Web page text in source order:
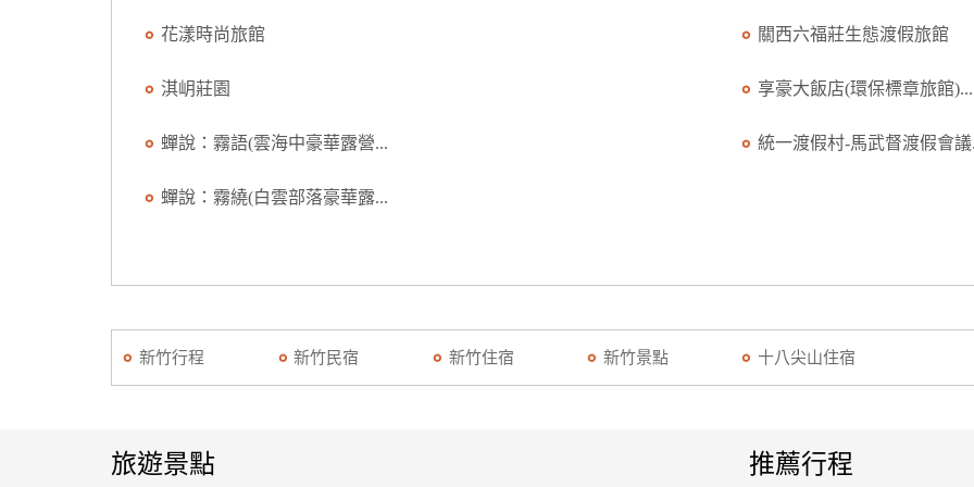
花漾時尚旅館 關西六福莊生態渡假旅館
淇岄莊園 享豪大飯店(環保標章旅館)...
蟬說：霧語(雲海中豪華露營... 統一渡假村-馬武督渡假會議
蟬說：霧繞(白雲部落豪華露...
新竹行程 新竹民宿 新竹住宿 新竹景點 十八尖山住宿
旅遊景點 推薦行程